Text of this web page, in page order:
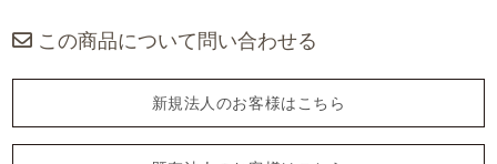
この商品について問い合わせる
新規法人のお客様はこちら